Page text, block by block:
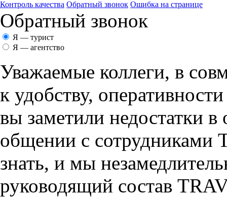
Контроль качества Обратный звонок Ошибка на странице
Обратный звонок
Я — турист
Я — агентство
Уважаемые коллеги, в
к удобству,
вы заметили недостатки
общении с
знать, и мы
руководящий состав